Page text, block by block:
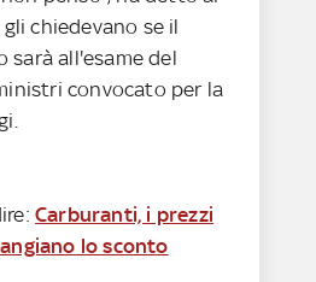
chiedevano se il
sarà all'esame del
convocato per la
Carburanti, i prezzi
lo sconto